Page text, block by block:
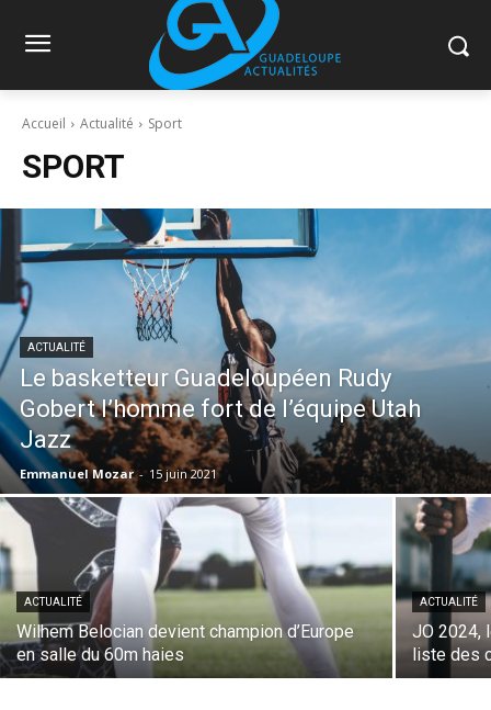
Accueil Actualité Sport
SPORT
ACTUALITÉ
Le basketteur Guadeloupéen Rudy
Gobert l’homme fort de l’équipe Utah
Jazz
Emmanuel Mozar - 15 juin 2021
ACTUALITÉ
Wilhem Belocian devient champion d’Europe
en salle du 60m haies
ACTUALITÉ
JO 2024,
liste des